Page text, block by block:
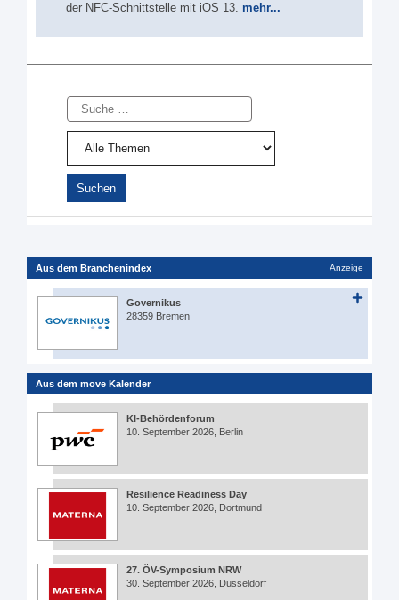
der NFC-Schnittstelle mit iOS 13. mehr...
Suche
Aus dem Branchenindex Anzeige
Governikus
28359 Bremen
Aus dem move Kalender
KI-Behördenforum
10. September 2026, Berlin
Resilience Readiness Day
10. September 2026, Dortmund
27. ÖV-Symposium NRW
30. September 2026, Düsseldorf